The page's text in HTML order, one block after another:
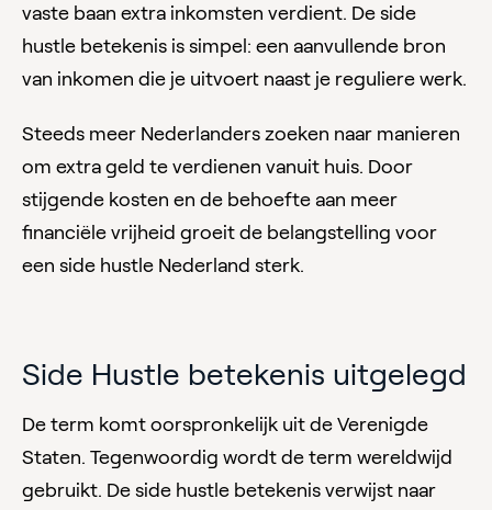
vaste baan extra inkomsten verdient. De side
hustle betekenis is simpel: een aanvullende bron
van inkomen die je uitvoert naast je reguliere werk.
Steeds meer Nederlanders zoeken naar manieren
om extra geld te verdienen vanuit huis. Door
stijgende kosten en de behoefte aan meer
financiële vrijheid groeit de belangstelling voor
een side hustle Nederland sterk.
Side Hustle betekenis uitgelegd
De term komt oorspronkelijk uit de Verenigde
Staten. Tegenwoordig wordt de term wereldwijd
gebruikt. De side hustle betekenis verwijst naar